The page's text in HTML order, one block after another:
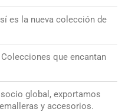
es la nueva colección de
que encantan
global, exportamos
y accesorios.